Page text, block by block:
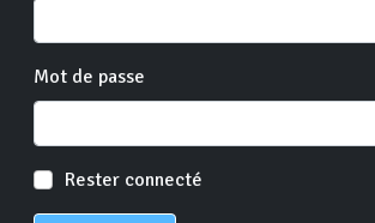
Mot de passe
Rester connecté